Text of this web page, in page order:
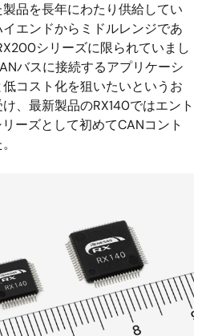
品を長年にわたり供給してい
エンドからミドルレンジであ
シリーズに限られていまし
バスに接続するアプリケーシ
コスト化を狙いたいというお
、最新製品のRX140ではエント
ーズとして初めてCANコント